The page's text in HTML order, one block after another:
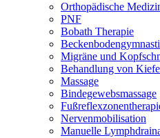
Orthopädische
PNF
Bobath Therapie
Migräne und
Behandlung von
Massage
Bindegewebsmassage
Nervenmobilisation
Manuelle